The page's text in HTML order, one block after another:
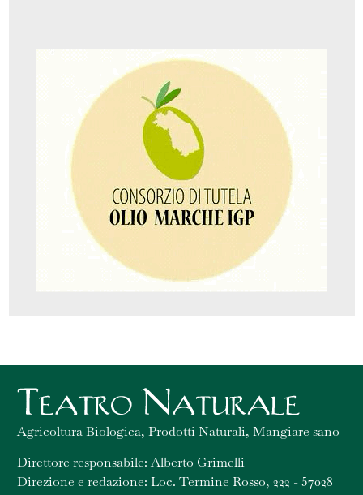
Agricoltura Biologica, Prodotti Naturali, Mangiare sano
Direttore responsabile: Alberto Grimelli
Direzione e redazione: Loc. Termine Rosso, 222 - 57028